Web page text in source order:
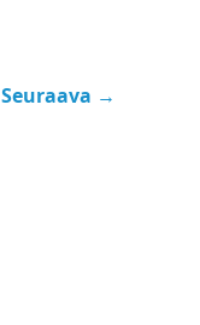
Seuraava →